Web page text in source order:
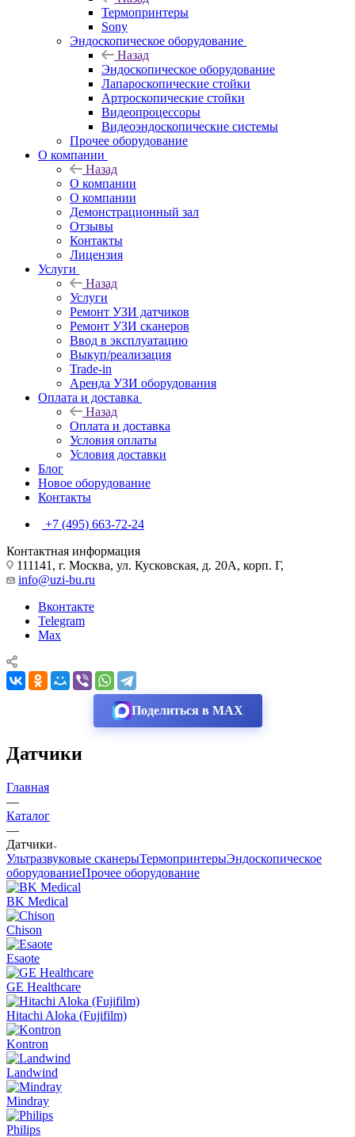
Термопринтеры
Sony
Эндоскопическое оборудование
Назад
Эндоскопическое оборудование
Лапароскопические стойки
Артроскопические стойки
Видеопроцессоры
Видеоэндоскопические системы
Прочее оборудование
О компании
Назад
О компании
О компании
Демонстрационный зал
Отзывы
Контакты
Лицензия
Услуги
Назад
Услуги
Ремонт УЗИ датчиков
Ремонт УЗИ сканеров
Ввод в эксплуатацию
Выкуп/реализация
Trade-in
Аренда УЗИ оборудования
Оплата и доставка
Назад
Оплата и доставка
Условия оплаты
Условия доставки
Блог
Новое оборудование
Контакты
+7 (495) 663-72-24
Контактная информация
111141, г. Москва, ул. Кусковская, д. 20А, корп. Г,
info@uzi-bu.ru
Вконтакте
Telegram
Max
Поделиться в MAX
Датчики
Главная
—
Каталог
—
Датчики
Ультразвуковые сканерыТермопринтерыЭндоскопическое
оборудованиеПрочее оборудование
BK Medical
Chison
Esaote
GE Healthcare
Hitachi Aloka (Fujifilm)
Kontron
Landwind
Mindray
Philips